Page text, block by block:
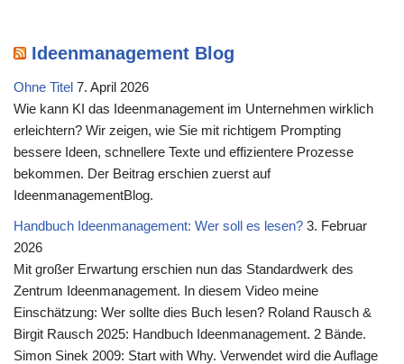
Ideenmanagement Blog
Ohne Titel 7. April 2026
Wie kann KI das Ideenmanagement im Unternehmen wirklich
erleichtern? Wir zeigen, wie Sie mit richtigem Prompting
bessere Ideen, schnellere Texte und effizientere Prozesse
bekommen. Der Beitrag erschien zuerst auf
IdeenmanagementBlog.
Handbuch Ideenmanagement: Wer soll es lesen? 3. Februar
2026
Mit großer Erwartung erschien nun das Standardwerk des
Zentrum Ideenmanagement. In diesem Video meine
Einschätzung: Wer sollte dies Buch lesen? Roland Rausch &
Birgit Rausch 2025: Handbuch Ideenmanagement. 2 Bände.
Simon Sinek 2009: Start with Why. Verwendet wird die Auflage